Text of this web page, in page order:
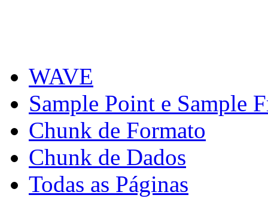
WAVE
Sample Point e Sample
Chunk de Formato
Chunk de Dados
Todas as Páginas